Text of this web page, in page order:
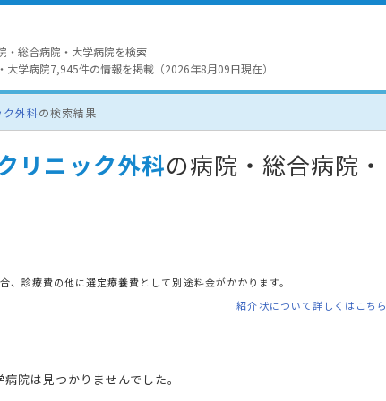
・総合病院・大学病院を検索
大学病院7,945件の情報を掲載（2026年8月09日現在）
ク外科の検索結果
リニック外科の病院・総合病院・
、診療費の他に選定療養費として別途料金がかかります。
紹介状について詳しくはこちら
院は見つかりませんでした。